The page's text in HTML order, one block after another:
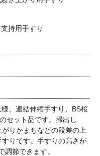
持用手すり
、連結伸縮手すり、BS桜
セット品です。掃出し
りかまちなどの段差の上
すりです。手すりの高さが
調節できます。